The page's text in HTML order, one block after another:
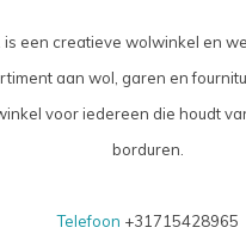
is een creatieve wolwinkel en
aan wol, garen en
voor iedereen die houdt
borduren.
Telefoon +31715428965